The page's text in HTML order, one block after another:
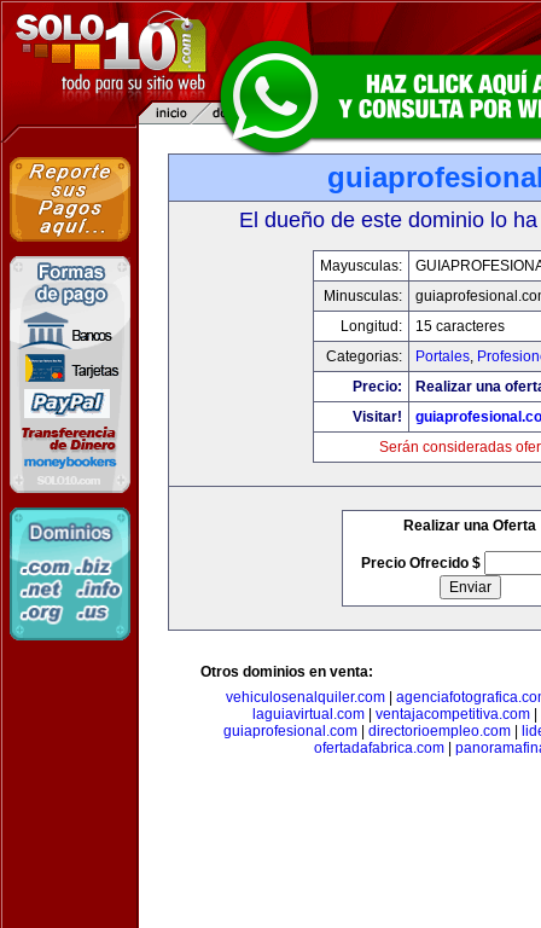
El dueño de este dominio lo
Mayusculas:
Minusculas:
Longitud:
15 caracteres
Categorias:
Portales,
Precio:
Realizar una
Visitar!
Serán consideradas
Realizar una Oferta
Precio Ofrecido $
Otros dominios en venta:
vehiculosenalquiler.com
laguiavirtual.com
ventajacompetitiva.com
guiaprofesional.com| directorioempleo.com|
ofertadafabrica.com|